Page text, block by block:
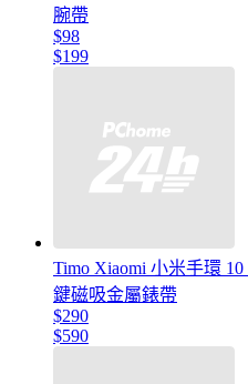
腕帶
$98
$199
Timo Xiaomi 小米手環
鍵磁吸金屬錶帶
$290
$590